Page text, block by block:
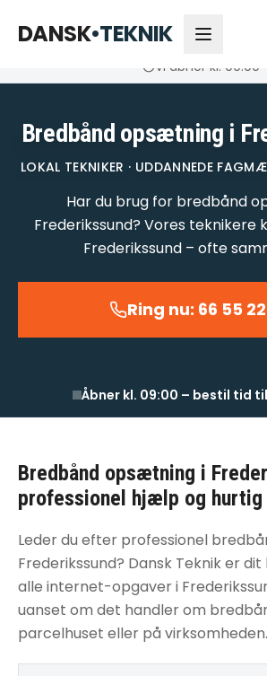
DANSK•TEKNIK
Åbner kl. 09:00
Vi åbner kl. 09:00
Bredbånd opsætning i
LOKAL TEKNIKER · UDDANNEDE
Har du brug for bredbånd
Frederikssund? Vores teknikere
Frederikssund – ofte
Ring nu: 66 55
Åbner kl. 09:00 – bestil tid
Bredbånd opsætning i
professionel hjælp og hurtig
Leder du efter professionel
Frederikssund? Dansk Teknik er
alle internet-opgaver i
uanset om det handler om
parcelhuset eller på virksomheden.